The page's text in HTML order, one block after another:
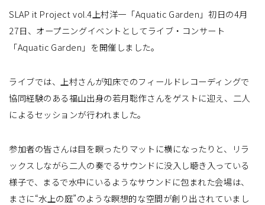
SLAP it Project vol.4上村洋一「Aquatic Garden」初日の4月
27日、オープニングイベントとしてライブ・コンサート
「Aquatic Garden」を開催しました。
ライブでは、上村さんが知床でのフィールドレコーディングで
協同経験のある福山出身の若月聡作さんをゲストに迎え、二人
によるセッションが行われました。
参加者の皆さんは目を瞑ったりマットに横になったりと、リラ
ックスしながら二人の奏でるサウンドに没入し聴き入っている
様子で、まるで水中にいるようなサウンドに包まれた会場は、
まさに“水上の庭”のような瞑想的な空間が創り出されていまし